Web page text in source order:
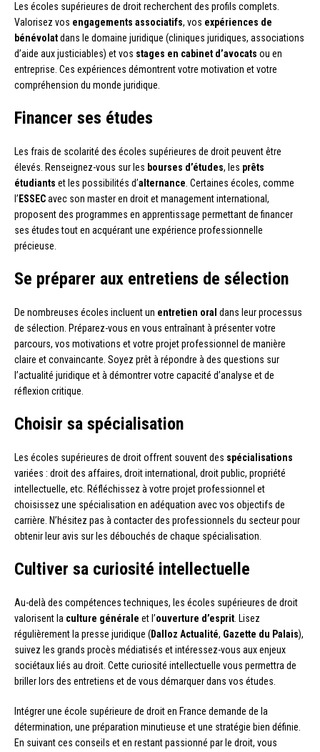
Les écoles supérieures de droit recherchent des profils complets.
Valorisez vos engagements associatifs, vos expériences de
bénévolatdans le domaine juridique (cliniques juridiques, associations
d’aide aux justiciables) et vos stages en cabinet d’avocats ou en
entreprise. Ces expériences démontrent votre motivation et votre
compréhension du monde juridique.
Financer ses études
Les frais de scolarité des écoles supérieures de droit peuvent être
élevés. Renseignez-vous sur les bourses d’études, les prêts
étudiants et les possibilités d’alternance. Certaines écoles, comme
l’ ESSECavec son master en droit et management international,
proposent des programmes en apprentissage permettant de financer
ses études tout en acquérant une expérience professionnelle
précieuse.
Se préparer aux entretiens de sélection
De nombreuses écoles incluent un entretien oral dans leur processus
de sélection. Préparez-vous en vous entraînant à présenter votre
parcours, vos motivations et votre projet professionnel de manière
claire et convaincante. Soyez prêt à répondre à des questions sur
l’actualité juridique et à démontrer votre capacité d’analyse et de
réflexion critique.
Choisir sa spécialisation
Les écoles supérieures de droit offrent souvent des spécialisations
variées : droit des affaires, droit international, droit public, propriété
intellectuelle, etc. Réfléchissez à votre projet professionnel et
choisissez une spécialisation en adéquation avec vos objectifs de
carrière. N’hésitez pas à contacter des professionnels du secteur pour
obtenir leur avis sur les débouchés de chaque spécialisation.
Cultiver sa curiosité intellectuelle
Au-delà des compétences techniques, les écoles supérieures de droit
valorisent la culture générale et l’ouverture d’esprit. Lisez
régulièrement la presse juridique (Dalloz Actualité, Gazette du Palais),
suivez les grands procès médiatisés et intéressez-vous aux enjeux
sociétaux liés au droit. Cette curiosité intellectuelle vous permettra de
briller lors des entretiens et de vous démarquer dans vos études.
Intégrer une école supérieure de droit en France demande de la
détermination, une préparation minutieuse et une stratégie bien définie.
En suivant ces conseils et en restant passionné par le droit, vous